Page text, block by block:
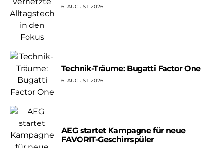
6. AUGUST 2026
Technik-Träume: Bugatti Factor One
6. AUGUST 2026
AEG startet Kampagne für neue
FAVORIT-Geschirrspüler